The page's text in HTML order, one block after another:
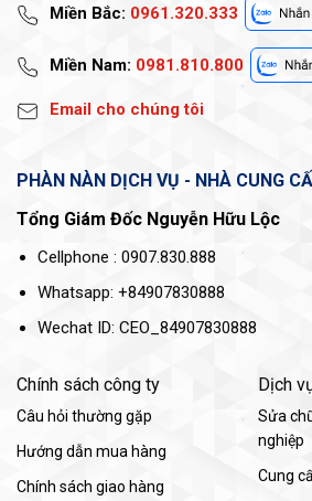
Miền Bắc: 0961.320.333
Miền Nam: 0981.810.800
Email cho chúng tôi
PHÀN NÀN DỊCH VỤ - NHÀ CUNG
Tổng Giám Đốc Nguyễn Hữu Lộc
Cellphone : 0907.830.888
Whatsapp: +84907830888
Wechat ID: CEO_84907830888
Chính sách công ty
Câu hỏi thường gặp
Hướng dẫn mua hàng
Chính sách giao hàng
Dịch
Sửa
nghiệp
Cung